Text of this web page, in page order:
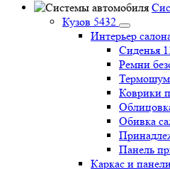
Кузов 5432
Интерьер
Сиденья
Ремни
Коврики
Обивка
Панель
Каркас и